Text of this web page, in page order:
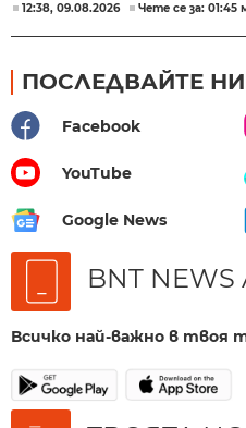
12:38, 09.08.2026 Чете се за: 01:45
ПОСЛЕДВАЙТЕ
Facebook
YouTube
Google News
BNT NEWS
Всичко най-важно в твоя